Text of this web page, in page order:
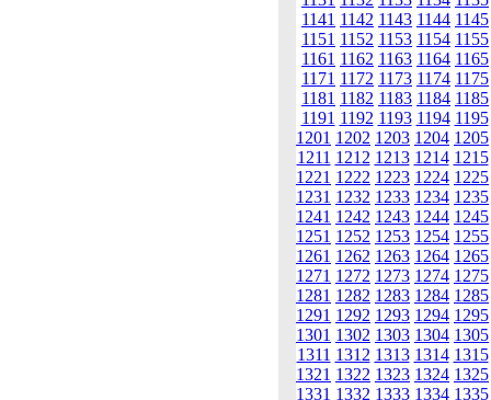
1141 1142 1143 1144 1145
1151 1152 1153 1154 1155
1161 1162 1163 1164 1165
1171 1172 1173 1174 1175
1181 1182 1183 1184 1185
1191 1192 1193 1194 1195
1201 1202 1203 1204 1205
1211 1212 1213 1214 1215
1221 1222 1223 1224 1225
1231 1232 1233 1234 1235
1241 1242 1243 1244 1245
1251 1252 1253 1254 1255
1261 1262 1263 1264 1265
1271 1272 1273 1274 1275
1281 1282 1283 1284 1285
1291 1292 1293 1294 1295
1301 1302 1303 1304 1305
1311 1312 1313 1314 1315
1321 1322 1323 1324 1325
1331 1332 1333 1334 1335